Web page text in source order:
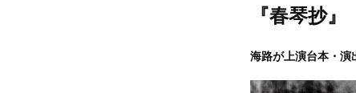
『春琴抄』
海路が上演台本・演